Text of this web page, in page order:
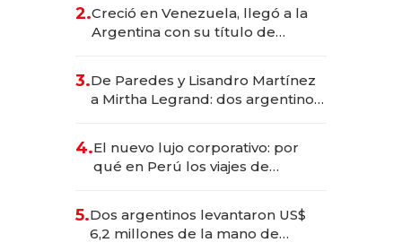
2.Creció en Venezuela, llegó a la
Argentina con su título de
las marcas "fast premium"
3.De Paredes y Lisandro Martínez
a Mirtha Legrand: dos argentinos
4.El nuevo lujo corporativo: por
qué en Perú los viajes de
transformadoras
5.Dos argentinos levantaron US$
6,2 millones de la mano de